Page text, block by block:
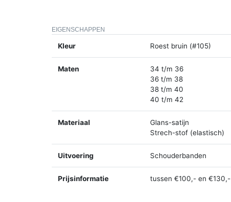
EIGENSCHAPPEN
Kleur Roest bruin (#105)
Maten
34 t/m 36
36 t/m 38
38 t/m 40
40 t/m 42
Materiaal
Glans-satijn
Strech-stof (elastisch)
Uitvoering Schouderbanden
Prijsinformatie tussen €100,- en €130,-